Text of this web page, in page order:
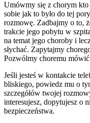
Umówmy się z chorym
sobie jak to było do tej
rozmowę. Zadbajmy o to,
trakcie jego pobytu w
na temat jego choroby i
słychać. Zapytajmy
Pozwólmy choremu
Jeśli jesteś w kontakcie
bliskiego, powiedz mu o
szczegółów twojej
interesujesz, dopytujesz o
bezpieczeństwa.